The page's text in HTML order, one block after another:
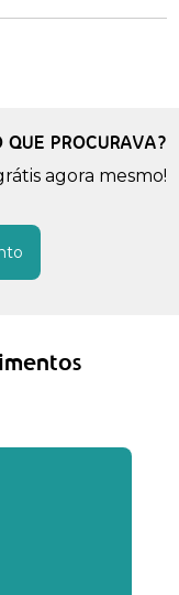
QUE PROCURAVA?
agora mesmo!